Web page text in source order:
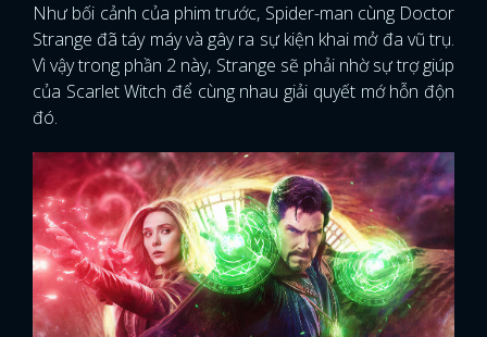
Như bối cảnh của phim trước, Spider-man cùng Doctor
Strange đã táy máy và gây ra sự kiện khai mở đa vũ trụ.
Vì vậy trong phần 2 này, Strange sẽ phải nhờ sự trợ giúp
của Scarlet Witch để cùng nhau giải quyết mớ hỗn độn
đó.